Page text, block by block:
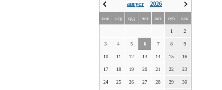
август 2026
пон втр срд чет пят суб вск
1 2
3 4 5 6 7 8 9
10 11 12 13 14 15 16
17 18 19 20 21 22 23
24 25 26 27 28 29 30